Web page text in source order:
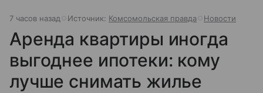
7 часов назад Источник: Комсомольская правда Новости
Аренда квартиры иногда
выгоднее ипотеки: кому
лучше снимать жилье